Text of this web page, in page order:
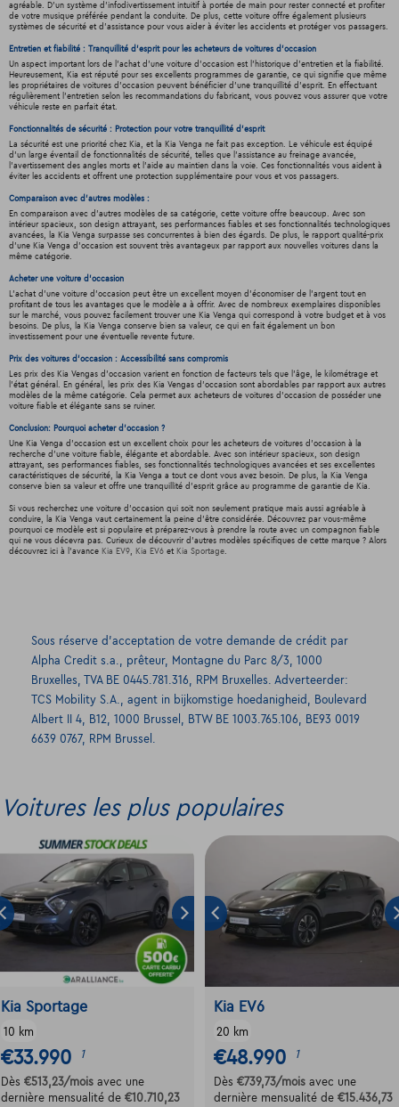
agréable. D'un système d'infodivertissement intuitif à portée de main pour rester connecté et profiter
de votre musique préférée pendant la conduite. De plus, cette voiture offre également plusieurs
systèmes de sécurité et d'assistance pour vous aider à éviter les accidents et protéger vos passagers.
Entretien et fiabilité : Tranquillité d'esprit pour les acheteurs de voitures d'occasion
Un aspect important lors de l'achat d'une voiture d'occasion est l'historique d'entretien et la fiabilité.
Heureusement, Kia est réputé pour ses excellents programmes de garantie, ce qui signifie que même
les propriétaires de voitures d'occasion peuvent bénéficier d'une tranquillité d'esprit. En effectuant
régulièrement l'entretien selon les recommandations du fabricant, vous pouvez vous assurer que votre
véhicule reste en parfait état.
Fonctionnalités de sécurité : Protection pour votre tranquillité d'esprit
La sécurité est une priorité chez Kia, et la Kia Venga ne fait pas exception. Le véhicule est équipé
d'un large éventail de fonctionnalités de sécurité, telles que l'assistance au freinage avancée,
l'avertissement des angles morts et l'aide au maintien dans la voie. Ces fonctionnalités vous aident à
éviter les accidents et offrent une protection supplémentaire pour vous et vos passagers.
Comparaison avec d'autres modèles :
En comparaison avec d'autres modèles de sa catégorie, cette voiture offre beaucoup. Avec son
intérieur spacieux, son design attrayant, ses performances fiables et ses fonctionnalités technologiques
avancées, la Kia Venga surpasse ses concurrentes à bien des égards. De plus, le rapport qualité-prix
d'une Kia Venga d'occasion est souvent très avantageux par rapport aux nouvelles voitures dans la
même catégorie.
Acheter une voiture d'occasion
L'achat d'une voiture d'occasion peut être un excellent moyen d'économiser de l'argent tout en
profitant de tous les avantages que le modèle a à offrir. Avec de nombreux exemplaires disponibles
sur le marché, vous pouvez facilement trouver une Kia Venga qui correspond à votre budget et à vos
besoins. De plus, la Kia Venga conserve bien sa valeur, ce qui en fait également un bon
investissement pour une éventuelle revente future.
Prix des voitures d'occasion : Accessibilité sans compromis
Les prix des Kia Vengas d'occasion varient en fonction de facteurs tels que l'âge, le kilométrage et
l'état général. En général, les prix des Kia Vengas d'occasion sont abordables par rapport aux autres
modèles de la même catégorie. Cela permet aux acheteurs de voitures d'occasion de posséder une
voiture fiable et élégante sans se ruiner.
Conclusion: Pourquoi acheter d'occasion ?
Une Kia Venga d'occasion est un excellent choix pour les acheteurs de voitures d'occasion à la
recherche d'une voiture fiable, élégante et abordable. Avec son intérieur spacieux, son design
attrayant, ses performances fiables, ses fonctionnalités technologiques avancées et ses excellentes
caractéristiques de sécurité, la Kia Venga a tout ce dont vous avez besoin. De plus, la Kia Venga
conserve bien sa valeur et offre une tranquillité d'esprit grâce au programme de garantie de Kia.
Si vous recherchez une voiture d'occasion qui soit non seulement pratique mais aussi agréable à
conduire, la Kia Venga vaut certainement la peine d'être considérée. Découvrez par vous-même
pourquoi ce modèle est si populaire et préparez-vous à prendre la route avec un compagnon fiable
qui ne vous décevra pas. Curieux de découvrir d'autres modèles spécifiques de cette marque ? Alors
découvrez ici à l'avance Kia EV9, Kia EV6et Kia Sportage.
Sous réserve d’acceptation de votre demande de crédit par
Alpha Credit s.a., prêteur, Montagne du Parc 8/3, 1000
Bruxelles, TVA BE 0445.781.316, RPM Bruxelles. Adverteerder:
TCS Mobility S.A., agent in bijkomstige hoedanigheid, Boulevard
Albert II 4, B12, 1000 Brussel, BTW BE 1003.765.106, BE93 0019
6639 0767, RPM Brussel.
Voitures les plus populaires
Kia Sportage
10 km
€33.990 1
Dès €513,23/mois avec une
dernière mensualité de €10.710,23
Kia EV6
20 km
€48.990 1
Dès €739,73/mois avec une
dernière mensualité de €15.436,73